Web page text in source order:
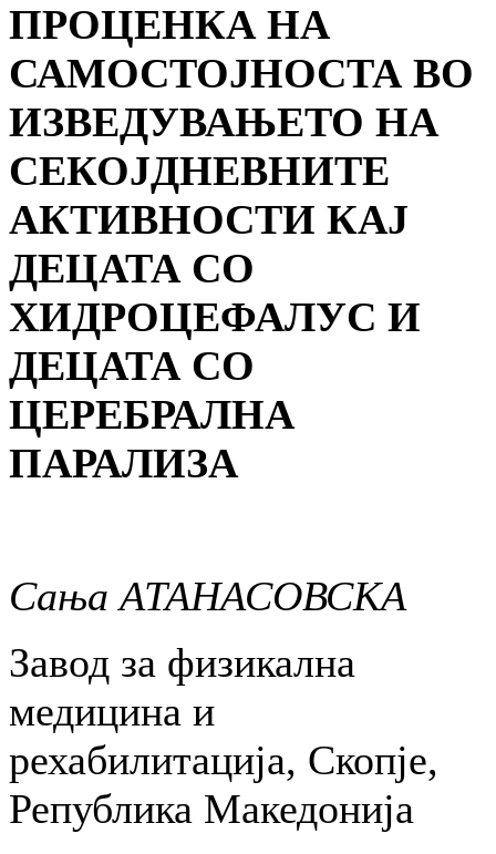
ПРОЦЕНКА НА
САМОСТОЈНОСТА ВО
ИЗВЕДУВАЊЕТО НА
СЕКОЈДНЕВНИТЕ
АКТИВНОСТИ КАЈ
ДЕЦАТА СО
ХИДРОЦЕФАЛУС И
ДЕЦАТА СО
ЦЕРЕБРАЛНА
ПАРАЛИЗА
Сања АТАНАСОВСКА
Завод за физикална
медицина и
рехабилитација, Скопје,
Република Македонија